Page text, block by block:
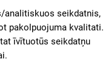
analitiskuos seikdatnis,
pakolpuojuma kvalitati.
īvītuotūs seikdatņu